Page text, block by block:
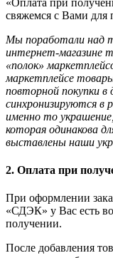
свяжемся с Вами для
Мы поработали над
интернет-магазине
«полок»
маркетплейсе
повторной покупки в
синхронизируются в
именно то
которая одинакова
выставлены наши
2. Оплата при
При оформлении
«СДЭК» у Вас есть
получении.
После добавления